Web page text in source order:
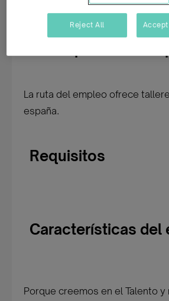
Inscribirme en esta
La ruta del empleo ofrece
españa.
Requisitos
Características del
Porque creemos en el Talento y
Reject All